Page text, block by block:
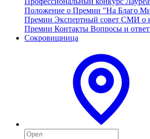
Положение о Премии "На Благо
Премии Экспертный совет СМИ о
Премии Контакты Вопросы и
Сокровищница